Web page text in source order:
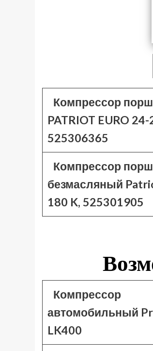
Компрессор
PATRIOT EURO
525306365
Компрессор
безмасляный
180 K, 525301905
Компрессор
автомобильный
LK400